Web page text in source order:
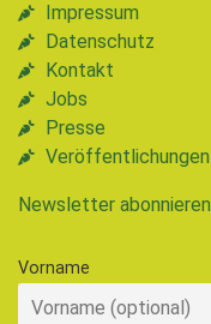
Impressum
Datenschutz
Kontakt
Jobs
Presse
Veröffentlichungen
Newsletter abonnieren
Vorname